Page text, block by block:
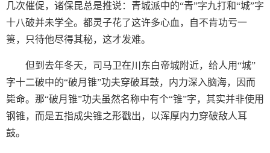
几次催促，诸保昆总是推说：青城派中的“青”字九打和“城”字
十八破并未学全。都灵子花了这许多心血，自不肯功亏一
篑，只待他尽得其秘，这才发难。
但到去年冬天，司马卫在川东白帝城附近，给人用“城”
字十二破中的“破月锥”功夫穿破耳鼓，内力深入脑海，因而
毙命。那“破月锥”功夫虽然名称中有个“锥”字，其实并非使用
钢锥，而是五指成尖锥之形戳出，以浑厚内力穿破敌人耳
鼓。